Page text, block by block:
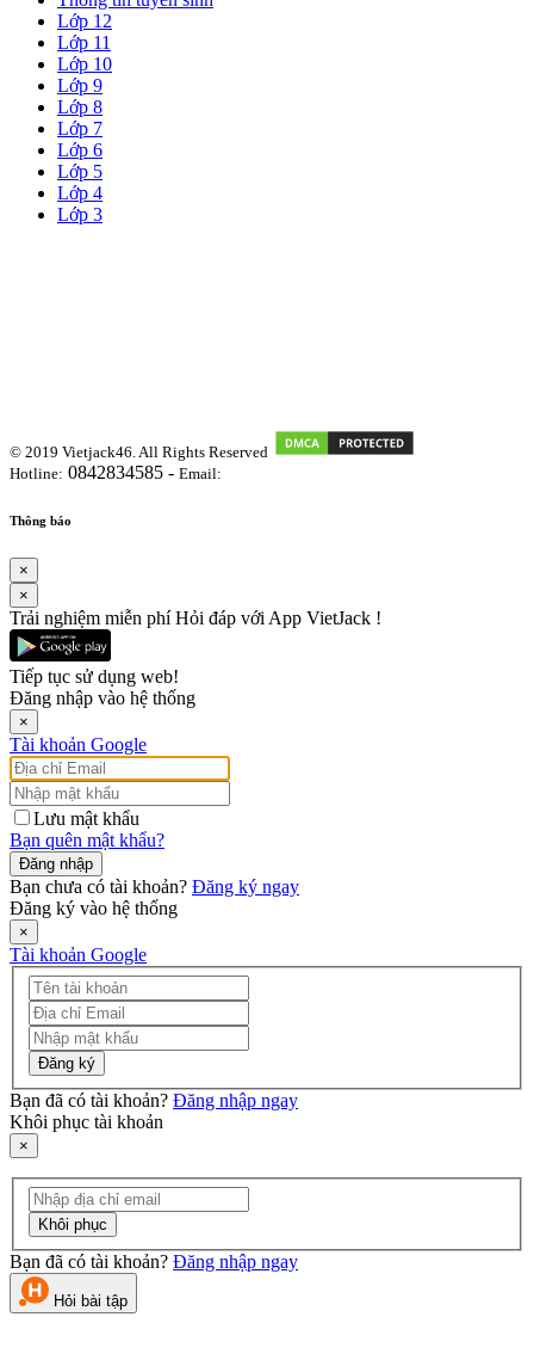
Lớp 12
Lớp 11
Lớp 10
Lớp 9
Lớp 8
Lớp 7
Lớp 6
Lớp 5
Lớp 4
Lớp 3
© 2019 Vietjack46. All Rights Reserved
Hotline: 0842834585 - Email:
Thông báo
×
×
Trải nghiệm miễn phí Hỏi đáp với App VietJack !
Tiếp tục sử dụng web!
Đăng nhập vào hệ thống
×
Tài khoản Google
Lưu mật khẩu
Bạn quên mật khẩu?
Đăng nhập
Bạn chưa có tài khoản? Đăng ký ngay
Đăng ký vào hệ thống
×
Tài khoản Google
Đăng ký
Bạn đã có tài khoản? Đăng nhập ngay
Khôi phục tài khoản
×
Khôi phục
Bạn đã có tài khoản? Đăng nhập ngay
Hỏi bài tập